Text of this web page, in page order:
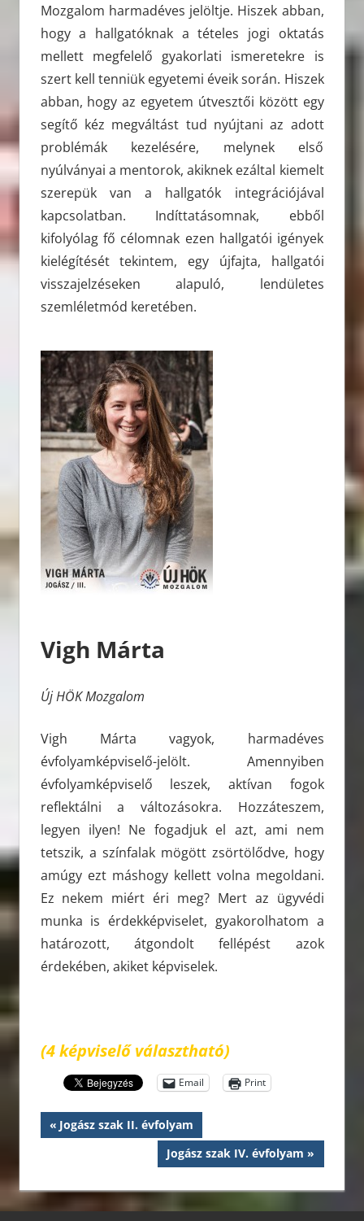
Mozgalom harmadéves jelöltje. Hiszek abban,
hogy a hallgatóknak a tételes jogi oktatás
mellett megfelelő gyakorlati ismeretekre is
szert kell tenniük egyetemi éveik során. Hiszek
abban, hogy az egyetem útvesztői között egy
segítő kéz megváltást tud nyújtani az adott
problémák kezelésére, melynek első
nyúlványai a mentorok, akiknek ezáltal kiemelt
szerepük van a hallgatók integrációjával
kapcsolatban. Indíttatásomnak, ebből
kifolyólag fő célomnak ezen hallgatói igények
kielégítését tekintem, egy újfajta, hallgatói
visszajelzéseken alapuló, lendületes
szemléletmód keretében.
Vigh Márta
Új HÖK Mozgalom
Vigh Márta vagyok, harmadéves
évfolyamképviselő-jelölt. Amennyiben
évfolyamképviselő leszek, aktívan fogok
reflektálni a változásokra. Hozzáteszem,
legyen ilyen! Ne fogadjuk el azt, ami nem
tetszik, a színfalak mögött zsörtölődve, hogy
amúgy ezt máshogy kellett volna megoldani.
Ez nekem miért éri meg? Mert az ügyvédi
munka is érdekképviselet, gyakorolhatom a
határozott, átgondolt fellépést azok
érdekében, akiket képviselek.
(4 képviselő választható)
Email Print
Bejegyzés
Previous
Post:
Jogász szak II. évfolyam
Next
Post:
Jogász szak IV. évfolyam